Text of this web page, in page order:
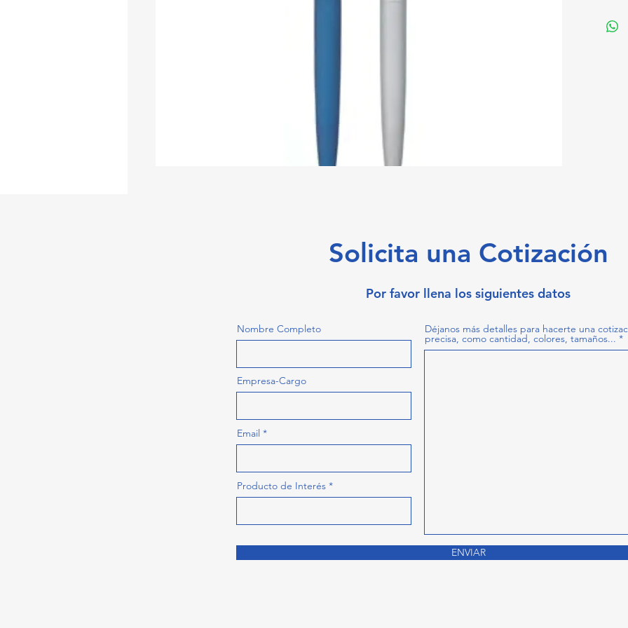
Solicita una Cotización
Por favor llena los siguientes datos
Nombre Completo
Empresa-Cargo
Email
Producto de Interés
Déjanos más detalles para hacerte una
precisa, como cantidad, colores, tamaños...
ENVIAR